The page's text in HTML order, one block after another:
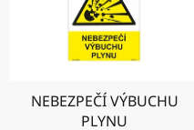
NEBEZPEČÍ VÝBUCHU
PLYNU